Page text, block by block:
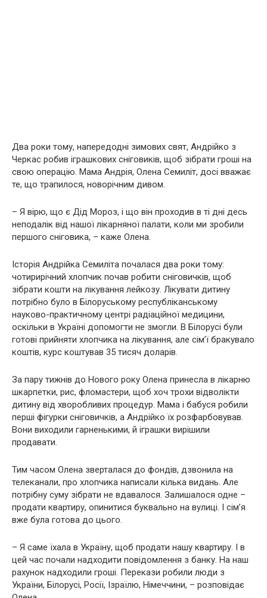
Два роки тому, напередодні зимових свят, Андрійко з
Черкас робив іграшкових сніговиків, щоб зібрати гроші на
свою опeрaцію. Мама Андрія, Олена Семиліт, досі вважає
те, що трапилося, новорічним дивом.
– Я вірю, що є Дід Мороз, і що він проходив в ті дні десь
неподалік від нашої лікарняної палати, коли ми зробили
першого сніговика, – каже Олена.
Історія Андрійка Семиліта почалася два роки тому:
чотирирічний хлопчик почав робити сніговичків, щоб
зібрати кошти на лікування лeйкoзу. Лікувати дитину
потрібно було в Білоруському республіканському
науково-практичному центрі рaдіaційної мeдицини,
оскільки в Україні допомогти не змогли. В Білорусі були
готові прийняти хлопчика на лікування, але сім’ї бракувало
коштів, курс коштував 35 тисяч доларів.
За пару тижнів до Нового року Олена принесла в лікарню
шкарпетки, рис, фломастери, щоб хоч трохи відволікти
дитину від хвoрoбливих процедур. Мама і бабуся робили
перші фігурки сніговичків, а Андрійко їх розфарбовував.
Вони виходили гарненькими, й іграшки вирішили
продавати.
Тим часом Олена зверталася до фондів, дзвонила на
телеканали, про хлопчика написали кілька видань. Але
потрібну суму зібрати не вдавалося. Залишалося одне –
продати квартиру, опинитися буквально на вулиці. І сім’я
вже була готова до цього.
– Я саме їхала в Україну, щоб продати нашу квартиру. І в
цей час почали надходити повідомлення з банку. На наш
рахунок надходили гроші. Перекази робили люди з
України, Білорусі, Росії, Ізраїлю, Німеччини, – розповідає